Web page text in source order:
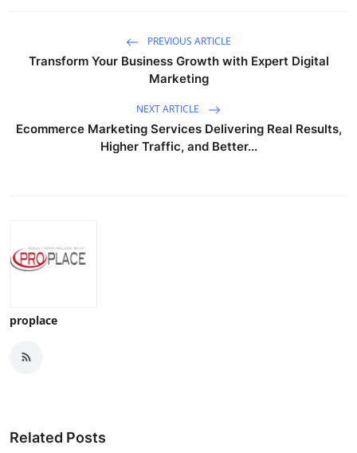
PREVIOUS ARTICLE
Transform Your Business Growth with Expert Digital
Marketing
NEXT ARTICLE
Ecommerce Marketing Services Delivering Real Results,
Higher Traffic, and Better...
proplace
Related Posts